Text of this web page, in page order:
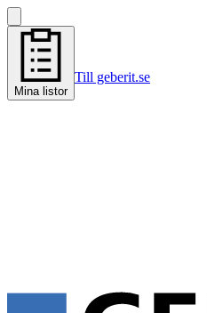
Mina listor
Till geberit.se